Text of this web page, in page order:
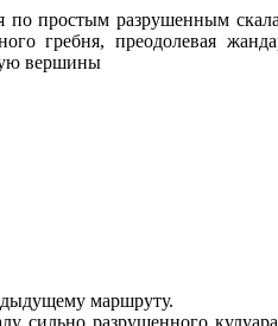
простым разрушенным
гребня, преодолевая
вершины
маршруту.
сильно разрушенного